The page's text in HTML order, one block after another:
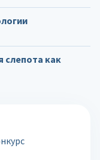
слепота как